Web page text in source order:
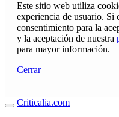
Este sitio web utiliza
experiencia de usuario. Si
consentimiento para la
y la aceptación de nuestra
para mayor información.
Cerrar
Criticalia.com